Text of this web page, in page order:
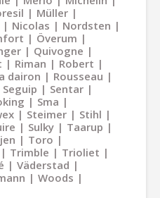
Müller
Nicolas
Nordsten
Överum
Quivogne
Riman
Robert
dairon
Rousseau
Seguip
Sentar
Sma
Steimer
Stihl
Sulky
Taarup
Toro
Trimble
Trioliet
Väderstad
Woods